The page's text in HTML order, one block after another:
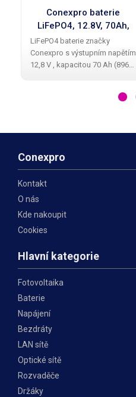
Conexpro baterie
LiFePO4, 12.8V, 70Ah,
Smart BMS, Bluetooth
LiFePO4 baterie značky
Conexpro s výstupním napětím
12,8 V , kapacitou 70 Ah (896
Conexpro
Kontakt
O nás
Kde nakoupit
Cookies
Hlavní kategorie
Fotovoltaika
Baterie
Napájení
Bezdráty
LAN sítě
Optické sítě
Rozvaděče
Držáky